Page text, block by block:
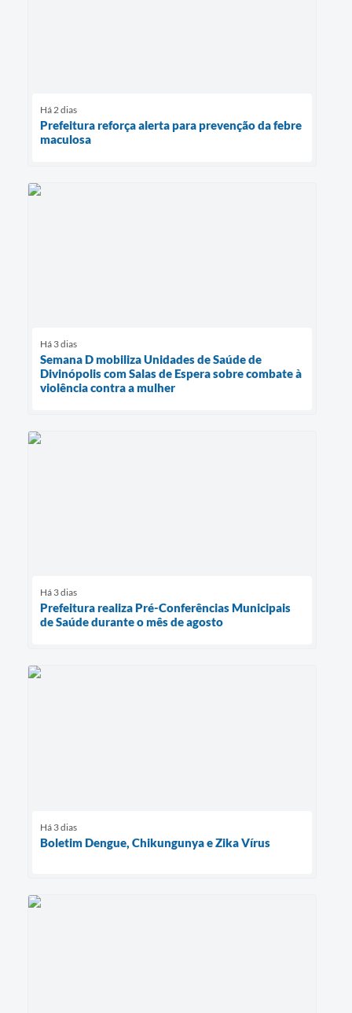
Há 2 dias
Prefeitura reforça alerta para prevenção da febre
maculosa
Há 3 dias
Semana D mobiliza Unidades de Saúde de
Divinópolis com Salas de Espera sobre combate à
violência contra a mulher
Há 3 dias
Prefeitura realiza Pré-Conferências Municipais
de Saúde durante o mês de agosto
Há 3 dias
Boletim Dengue, Chikungunya e Zika Vírus